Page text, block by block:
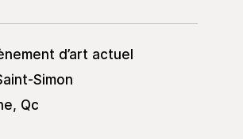
d’art actuel
Simon
Qc